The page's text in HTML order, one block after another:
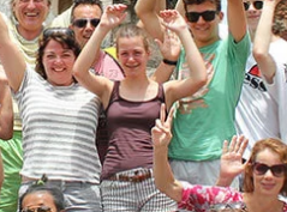
Kroatië & Montenegro, 18 dagen
Indonesië: Bali, Gili & Lombok, 18
Indonesië: Java & Bali, 22 dagen
Indonesië: Sumatra, Java & Bali, 22
Indonesië: Kleine Sunda-eilanden,
Japan, 15 dagen
Japan, 21 dagen
Maleisië, 20 dagen
Cuba, 15
Cuba, 20
Ecuador &
Mexico,
Mexico,
Peru, 21
Suriname,
Marokko (Woestijn en
Marokko, 15 dagen
Marokko, 20 dagen
Namibië, Botswana &
Tanzania & Zanzibar,
Tanzania & Zanzibar,
Zuid-Afrika Tuinroute
Zuid-Afrika noord &
Zuid-Afrika & Eswatini,